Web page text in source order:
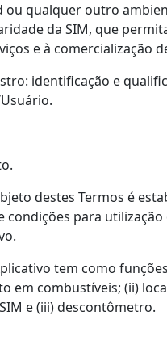
ou qualquer outro
da SIM, que
e à comercialização
identificação e
destes Termos é
condições para utilização
tem como
em combustíveis; (ii)
e (iii) descontômetro.